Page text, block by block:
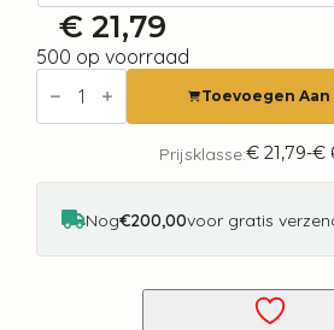
€ 21,79
500 op voorraad
Fotobehang
Impressive
Toevoegen
Prijsklasse:€21,79-€
Prijsklasse:
€ 21,79
€ 655,79
Nog€200,00voor gratis